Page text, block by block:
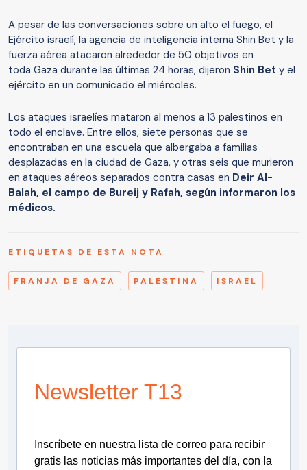
A pesar de las conversaciones sobre un alto el fuego, el
Ejército israelí, la agencia de inteligencia interna Shin Bet y la
fuerza aérea atacaron alrededor de 50 objetivos en
toda Gaza durante las últimas 24 horas, dijeron Shin Bet y el
ejército en un comunicado el miércoles.
Los ataques israelíes mataron al menos a 13 palestinos en
todo el enclave. Entre ellos, siete personas que se
encontraban en una escuela que albergaba a familias
desplazadas en la ciudad de Gaza, y otras seis que murieron
en ataques aéreos separados contra casas en Deir Al-
Balah, el campo de Bureij y Rafah, según informaron los
médicos.
ETIQUETAS DE ESTA NOTA
FRANJA DE GAZA PALESTINA ISRAEL
Newsletter T13
Inscríbete en nuestra lista de correo para recibir
gratis las noticias más importantes del día, con la